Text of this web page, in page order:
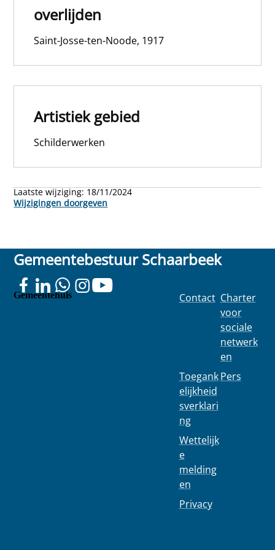
overlijden
Saint-Josse-ten-Noode, 1917
Artistiek gebied
Schilderwerken
Laatste wijziging: 18/11/2024
Wijzigingen doorgeven
Gemeentebestuur Schaarbeek
Gemeentehuis Contact
Toegank
elijkheid
sverklari
ng
Wettelijk
e
melding
en
Privacy
Charter
voor
sociale
netwerk
en
Pers